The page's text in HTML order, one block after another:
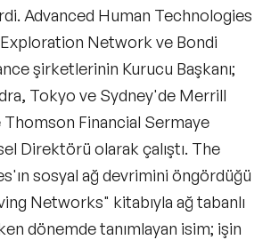
Advanced Human Technologies
Network ve Bondi
şirketlerinin Kurucu Başkanı;
Tokyo ve Sydney'de Merrill
Thomson Financial Sermaye
Direktörü olarak çalıştı. The
sosyal ağ devrimini öngördüğü
Networks" kitabıyla ağ tabanlı
dönemde tanımlayan isim; işin
Konuşmacıları
Work Konuşmacıları
Konuşmacıları
Konuşmacıları
ve Web 3.0 Konuşmacıları